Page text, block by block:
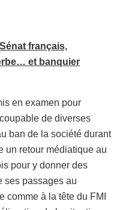
français,
et banquier
en examen pour
de diverses
ban de la société durant
un retour médiatique au
pour y donner des
ses passages au
comme à la tête du FMI